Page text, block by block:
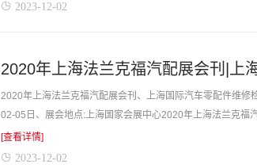
2023-12-02
2020年上海法兰克福汽配展会刊、上海国际汽车零配件维修
02-05日、展会地点:上海国家会展中心2020年上海法兰克福
务用品展会刊，含企业简介，联系方式等，是...
[查看详情]
2023-12-02